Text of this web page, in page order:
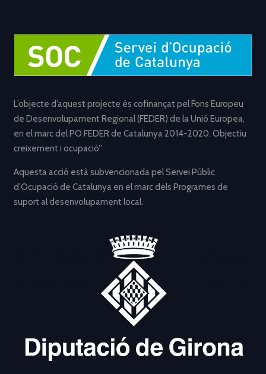
L’objecte d’aquest projecte és cofinançat pel Fons Europeu
de Desenvolupament Regional (FEDER) de la Unió Europea,
en el marc del PO FEDER de Catalunya 2014-2020. Objectiu
creixement i ocupació”
Aquesta acció està subvencionada pel Servei Públic
d’Ocupació de Catalunya en el marc dels Programes de
suport al desenvolupament local.